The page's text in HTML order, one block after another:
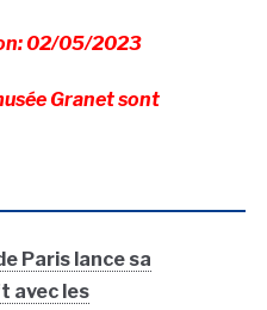
02/05/2023
Granet sont
Paris lance sa
avec les